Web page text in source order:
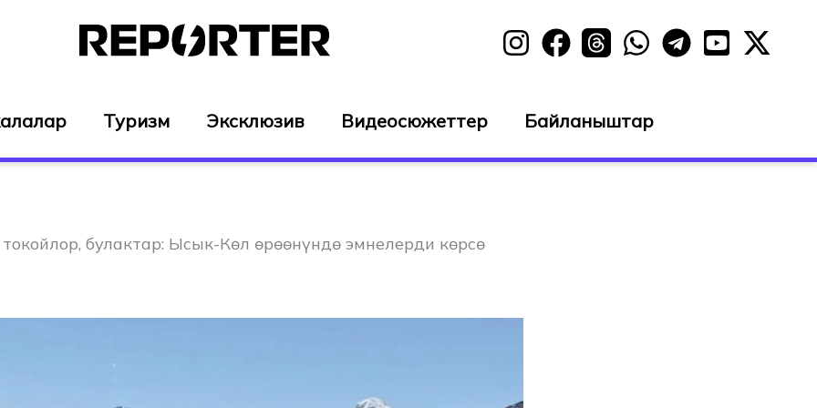
Туризм Эксклюзив Видеосюжеттер Байланыштар
булактар: Ысык-Көл өрөөнүндө эмнелерди көрсө